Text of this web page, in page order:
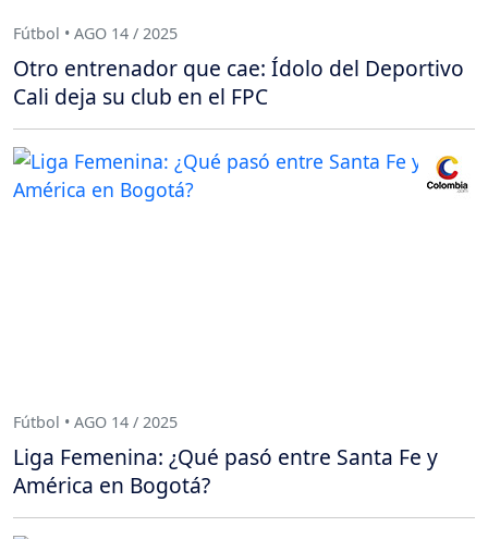
Fútbol • AGO 14 / 2025
Otro entrenador que cae: Ídolo del Deportivo
Cali deja su club en el FPC
Fútbol • AGO 14 / 2025
Liga Femenina: ¿Qué pasó entre Santa Fe y
América en Bogotá?